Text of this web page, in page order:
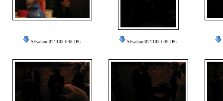
SEsalaud021103-048.JPG SEsalaud021103-049.JPG